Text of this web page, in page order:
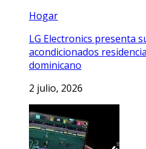
Hogar
LG Electronics presenta
acondicionados
dominicano
2 julio, 2026